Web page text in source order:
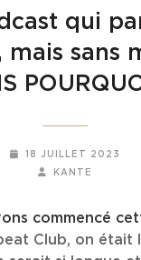
qui
mais sans
POSTED-
18 JUILLET 2023
BY
BYLINEKANTE
commencé
Club, on était